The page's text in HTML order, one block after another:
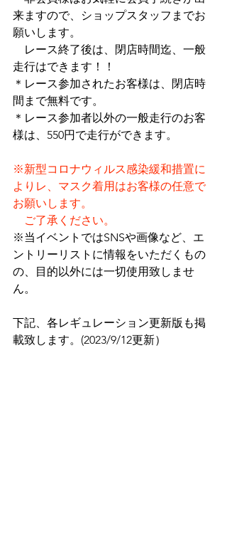
来ますので、ショップスタッフまでお
願いします。
レース終了後は、閉店時間迄、一般
走行はできます！！
＊レース参加されたお客様は、閉店時
間まで無料です。
＊レース参加者以外の一般走行のお客
様は、550円で走行ができます。
※新型コロナウィルス感染緩和措置に
よりレ、マスク着用はお客様の任意で
お願いします。
ご了承ください。
※当イベントではSNSや画像など、エ
ントリーリストに情報をいただくもの
の、目的以外には一切使用致しませ
ん。
下記、各レギュレーション更新版も掲
載致します。(2023/9/12更新）